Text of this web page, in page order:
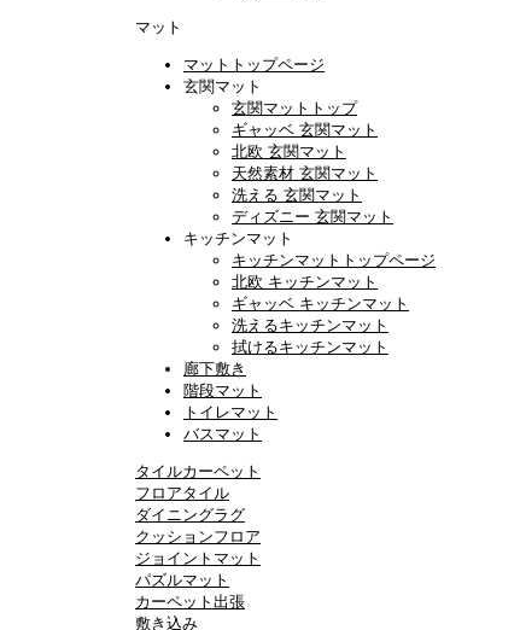
マット
マットトップページ
玄関マット
玄関マットトップ
ギャッベ 玄関マット
北欧 玄関マット
天然素材 玄関マット
洗える 玄関マット
ディズニー 玄関マット
キッチンマット
キッチンマットトップページ
北欧 キッチンマット
ギャッベ キッチンマット
洗えるキッチンマット
拭けるキッチンマット
廊下敷き
階段マット
トイレマット
バスマット
タイルカーペット
フロアタイル
ダイニングラグ
クッションフロア
ジョイントマット
パズルマット
カーペット出張
敷き込み